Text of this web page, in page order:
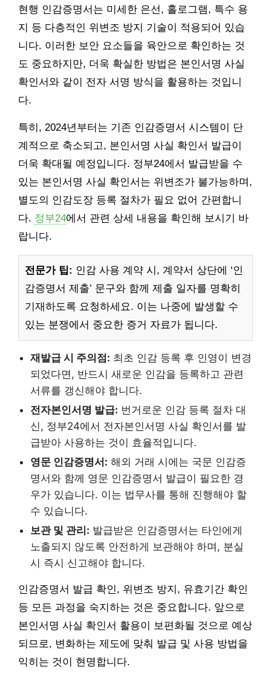
현행 인감증명서는 미세한 은선, 홀로그램, 특수 용
지 등 다층적인 위변조 방지 기술이 적용되어 있습
니다. 이러한 보안 요소들을 육안으로 확인하는 것
도 중요하지만, 더욱 확실한 방법은 본인서명 사실
확인서와 같이 전자 서명 방식을 활용하는 것입니
다.
특히, 2024년부터는 기존 인감증명서 시스템이 단
계적으로 축소되고, 본인서명 사실 확인서 발급이
더욱 확대될 예정입니다. 정부24에서 발급받을 수
있는 본인서명 사실 확인서는 위변조가 불가능하며,
별도의 인감도장 등록 절차가 필요 없어 간편합니
다. 정부24에서 관련 상세 내용을 확인해 보시기 바
랍니다.
전문가 팁: 인감 사용 계약 시, 계약서 상단에 ‘인
감증명서 제출’ 문구와 함께 제출 일자를 명확히
기재하도록 요청하세요. 이는 나중에 발생할 수
있는 분쟁에서 중요한 증거 자료가 됩니다.
재발급 시 주의점: 최초 인감 등록 후 인영이 변경
되었다면, 반드시 새로운 인감을 등록하고 관련
서류를 갱신해야 합니다.
전자본인서명 발급: 번거로운 인감 등록 절차 대
신, 정부24에서 전자본인서명 사실 확인서를 발
급받아 사용하는 것이 효율적입니다.
영문 인감증명서: 해외 거래 시에는 국문 인감증
명서와 함께 영문 인감증명서 발급이 필요한 경
우가 있습니다. 이는 법무사를 통해 진행해야 할
수 있습니다.
보관 및 관리: 발급받은 인감증명서는 타인에게
노출되지 않도록 안전하게 보관해야 하며, 분실
시 즉시 신고해야 합니다.
인감증명서 발급 확인, 위변조 방지, 유효기간 확인
등 모든 과정을 숙지하는 것은 중요합니다. 앞으로
본인서명 사실 확인서 활용이 보편화될 것으로 예상
되므로, 변화하는 제도에 맞춰 발급 및 사용 방법을
익히는 것이 현명합니다.